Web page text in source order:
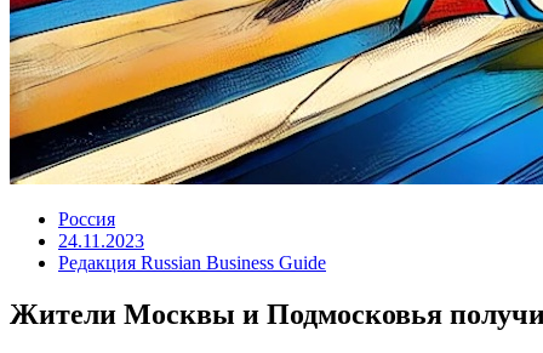
Россия
24.11.2023
Редакция Russian Business Guide
Жители Москвы и Подмосковья